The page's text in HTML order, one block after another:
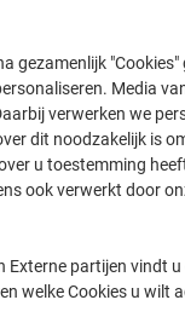
btw
39,69 €
op voorraad Levertijd
gezamenlijk "Cookies"
Media
verwerken we
dit noodzakelijk is
u toestemming
ook verwerkt door
Externe partijen vindt u
welke Cookies u wilt